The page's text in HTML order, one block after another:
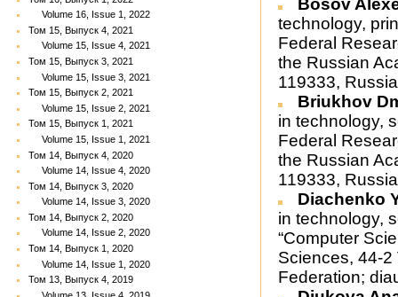
Volume 16, Issue 1, 2022
Том 15, Выпуск 4, 2021
Volume 15, Issue 4, 2021
Том 15, Выпуск 3, 2021
Volume 15, Issue 3, 2021
Том 15, Выпуск 2, 2021
Volume 15, Issue 2, 2021
Том 15, Выпуск 1, 2021
Volume 15, Issue 1, 2021
Том 14, Выпуск 4, 2020
Volume 14, Issue 4, 2020
Том 14, Выпуск 3, 2020
Volume 14, Issue 3, 2020
Том 14, Выпуск 2, 2020
Volume 14, Issue 2, 2020
Том 14, Выпуск 1, 2020
Volume 14, Issue 1, 2020
Том 13, Выпуск 4, 2019
Bosov
technology,
Federal
the Russian
119333,
Briukhov
in technology,
Federal
the Russian
119333,
Diachenko
in technology,
“Computer
Sciences, 44-2
Federation;